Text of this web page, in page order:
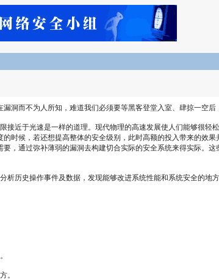
而不为人所知，难道我们必须要等黑客登堂入室、肆掠一空后
于光速是一样的道理。现代物理的高速发展使人们能够很轻松
时候，若还想提高整体的安全级别，此时高额的投入带来的效
，通过弥补薄弱的漏洞去构建切合实际的安全系统来得实际。
历史操作事件及数据，发现能够改进系统性能和系统安全的地方
。